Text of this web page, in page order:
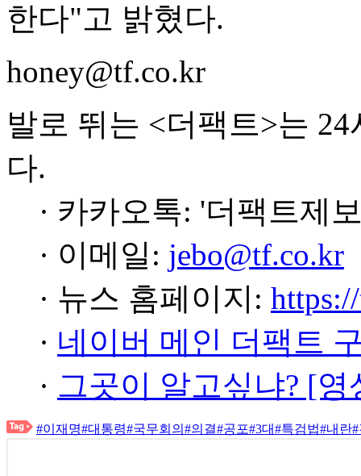
한다"고 밝혔다.
honey@tf.co.kr
발로 뛰는 <더팩트>는
다.
· 카카오톡: '더팩트제
· 이메일: jebo@tf.co.kr
· 뉴스 홈페이지:
· 네이버 메인 더팩트
· 그곳이 알고싶냐? [
#이재명#대통령#국무회의 #의결#공포#3대#특검법#내란